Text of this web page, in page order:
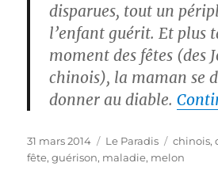
disparues, tout un
l’enfant guérit. Et plus
moment des fêtes (des
chinois), la maman se
donner au diable.
Publié
le
31 mars 2014 Catégories
Le Paradis chinois,
fête,guérison, maladie, melon